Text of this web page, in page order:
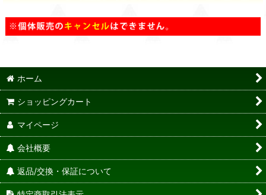
ホーム
ショッピングカート
マイページ
会社概要
返品/交換・保証について